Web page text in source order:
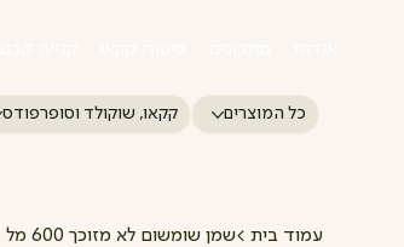
כל המוצרים קקאו, שוקולד וסופרפודס
עמוד בית >שמן שומשום לא מזוכך 600 מל